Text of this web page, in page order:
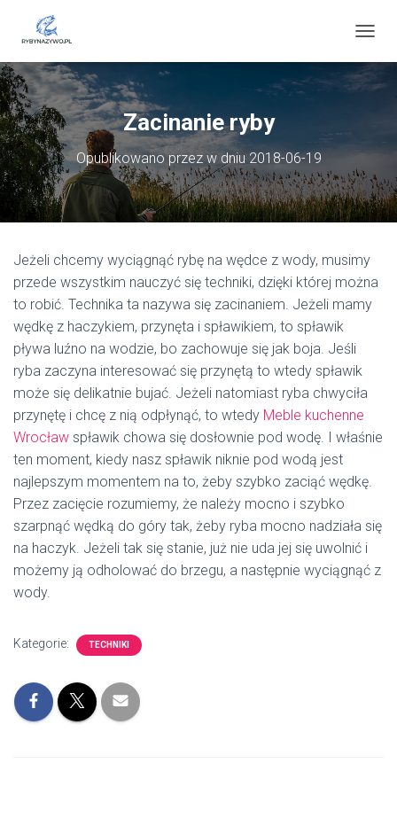
R
N
A
W
A
C
Ę
Zacinanie ryby
Opublikowano przezw dniu 2018-06-19
Jeżeli chcemy wyciągnąć rybę na wędce z wody, musimy
przede wszystkim nauczyć się techniki, dzięki której można
to robić. Technika ta nazywa się zacinaniem. Jeżeli mamy
wędkę z haczykiem, przynęta i spławikiem, to spławik
pływa luźno na wodzie, bo zachowuje się jak boja. Jeśli
ryba zaczyna interesować się przynętą to wtedy spławik
może się delikatnie bujać. Jeżeli natomiast ryba chwyciła
przynętę i chcę z nią odpłynąć, to wtedy Meble kuchenne
Wrocław spławik chowa się dosłownie pod wodę. I właśnie
ten moment, kiedy nasz spławik niknie pod wodą jest
najlepszym momentem na to, żeby szybko zaciąć wędkę.
Przez zacięcie rozumiemy, że należy mocno i szybko
szarpnąć wędką do góry tak, żeby ryba mocno nadziała się
na haczyk. Jeżeli tak się stanie, już nie uda jej się uwolnić i
możemy ją odholować do brzegu, a następnie wyciągnąć z
wody.
Kategorie: TECHNIKI